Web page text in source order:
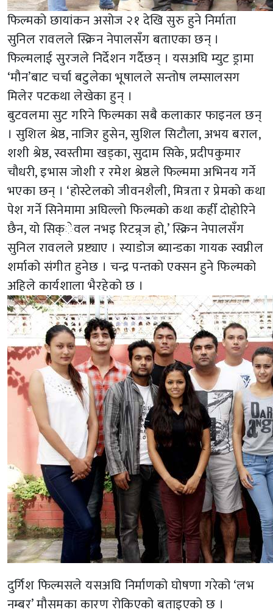
फिल्मको छायांकन असोज २१ देखि सुरु हुने निर्माता
सुनिल रावलले स्क्रिन नेपालसँग बताएका छन् ।
फिल्मलाई सुरजले निर्देशन गर्दैछन् । यसअघि म्युट ड्रामा
‘मौन’बाट चर्चा बटुलेका भूषालले सन्तोष लम्सालसग
मिलेर पटकथा लेखेका हुन् ।
बुटवलमा सुट गरिने फिल्मका सबै कलाकार फाइनल छन्
। सुशिल श्रेष्ठ, नाजिर हुसेन, सुशिल सिटौला, अभय बराल,
शशी श्रेष्ठ, स्वस्तीमा खड्का, सुदाम सिके, प्रदीपकुमार
चौधरी, इभास जोशी र रमेश श्रेष्ठले फिल्ममा अभिनय गर्ने
भएका छन् । ‘होस्टेलको जीवनशैली, मित्रता र प्रेमको कथा
पेश गर्ने सिनेमामा अघिल्लो फिल्मको कथा कहीँ दोहोरिने
छैन, यो सिक्ेवल नभइ रिटन्र्ज हो,’ स्क्रिन नेपालसँग
सुनिल रावलले प्रष्ट्याए । स्याडोज ब्यान्डका गायक स्वप्नील
शर्माको संगीत हुनेछ । चन्द्र पन्तको एक्सन हुने फिल्मको
अहिले कार्यशाला भैरहेको छ ।
दुर्गिश फिल्मसले यसअघि निर्माणको घोषणा गरेको ‘लभ
नम्बर’ मौसमका कारण रोकिएको बताइएको छ ।